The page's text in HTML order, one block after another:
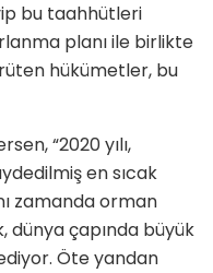
bu taahhütleri
planı ile birlikte
hükümetler, bu
“2020 yılı,
en sıcak
zamanda orman
dünya çapında büyük
Öte yandan